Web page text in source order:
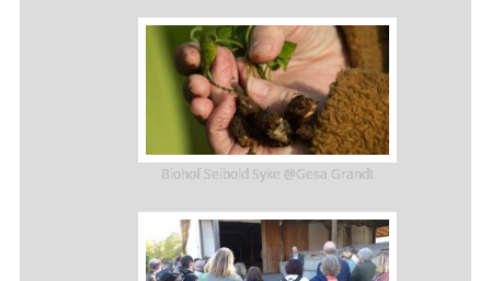
Biohof Seibold Syke @Gesa Grandt